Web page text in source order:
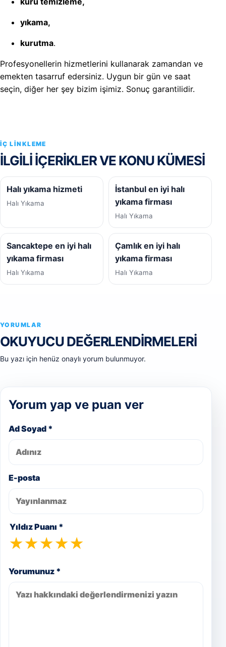
yıkama,
kurutma.
Profesyonellerin hizmetlerini kullanarak zamandan ve
emekten tasarruf edersiniz. Uygun bir gün ve saat
seçin, diğer her şey bizim işimiz. Sonuç garantilidir.
İÇ LINKLEME
İLGILI IÇERIKLER VE KONU KÜMESI
Halı yıkama hizmeti
Halı Yıkama
İstanbul en iyi halı
yıkama firması
Halı Yıkama
Sancaktepe en iyi halı
yıkama firması
Halı Yıkama
Çamlık en iyi halı
yıkama firması
Halı Yıkama
YORUMLAR
OKUYUCU DEĞERLENDIRMELERI
Bu yazı için henüz onaylı yorum bulunmuyor.
Yorum yap ve puan ver
Ad Soyad *
E-posta
Yıldız Puanı *
★
★
★
★
★
Yorumunuz *